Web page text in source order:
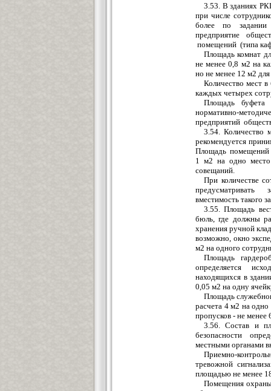
3.53. Взданиях
при числе
более по задании
предприятие общ
помещений (типа
Площадь комнат
не менее 0,8 м2 на
но не менее 12 м2
Количество меств
каждых четырех
Площадь буфета
нормативно-
предприятий общест
3.54.
рекомендуется
Площадь помещений
1 м2 на одно
совещаний.
При количестве
предусматривать
вместимость такого за
3.55.Площадь
бюль, где должны
хранения ручной
возможно, окно эк
м2 на одного сотруд
Площадь
определяется исход
находящихся в
0,05 м2 на одну ячейк
Площадь
расчета 4м2 на
пропусков - не менее
3.56. Состав и п
безопасности опре
местными органами в
Приемно-к
тревожной сигнализ
площадью не менее
Помещения охран